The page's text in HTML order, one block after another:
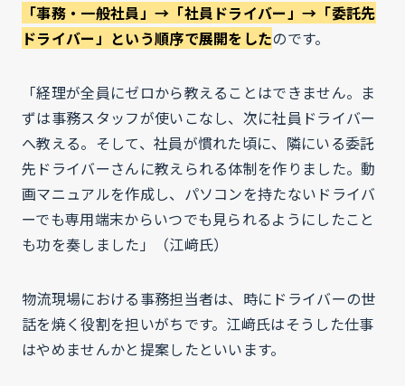
「事務・一般社員」→「社員ドライバー」→「委託先
ドライバー」という順序で展開をしたのです。
「経理が全員にゼロから教えることはできません。ま
ずは事務スタッフが使いこなし、次に社員ドライバー
へ教える。そして、社員が慣れた頃に、隣にいる委託
先ドライバーさんに教えられる体制を作りました。動
画マニュアルを作成し、パソコンを持たないドライバ
ーでも専用端末からいつでも見られるようにしたこと
も功を奏しました」（江﨑氏）
物流現場における事務担当者は、時にドライバーの世
話を焼く役割を担いがちです。江﨑氏はそうした仕事
はやめませんかと提案したといいます。